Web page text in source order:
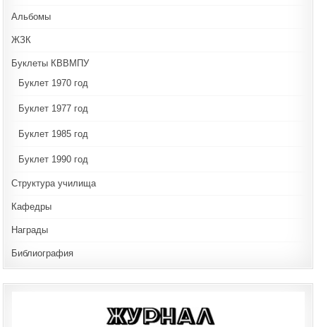
Альбомы
ЖЗК
Буклеты КВВМПУ
Буклет 1970 год
Буклет 1977 год
Буклет 1985 год
Буклет 1990 год
Структура училища
Кафедры
Награды
Библиография